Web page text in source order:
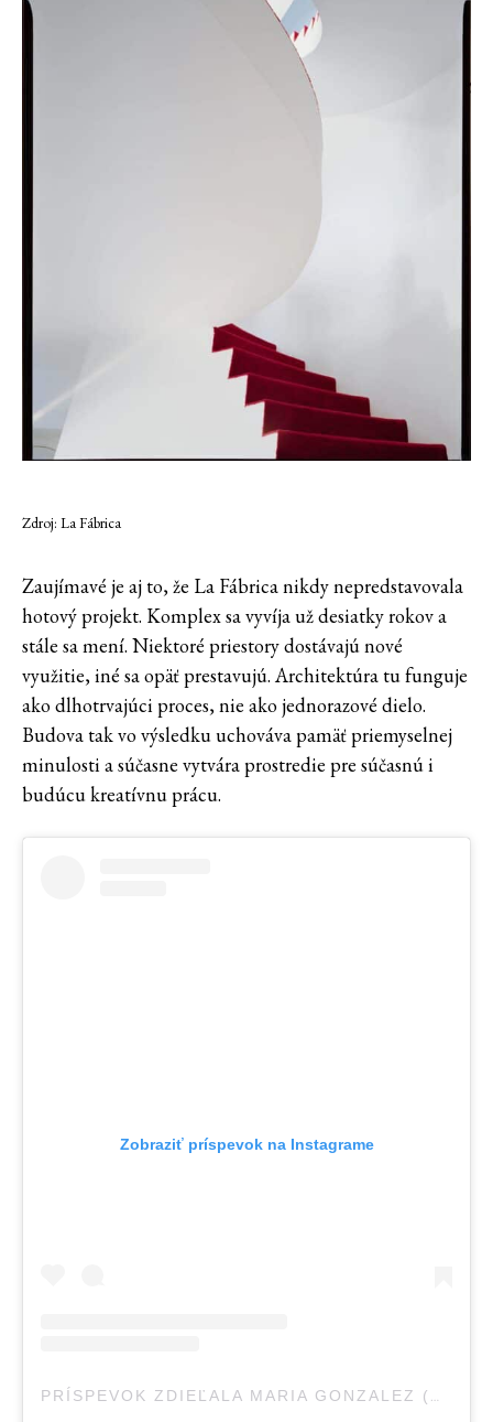
Zdroj: La Fábrica
Zaujímavé je aj to, že La Fábrica nikdy nepredstavovala
hotový projekt. Komplex sa vyvíja už desiatky rokov a
stále sa mení. Niektoré priestory dostávajú nové
využitie, iné sa opäť prestavujú. Architektúra tu funguje
ako dlhotrvajúci proces, nie ako jednorazové dielo.
Budova tak vo výsledku uchováva pamäť priemyselnej
minulosti a súčasne vytvára prostredie pre súčasnú i
budúcu kreatívnu prácu.
Zobraziť príspevok na Instagrame
PRÍSPEVOK ZDIEĽALA MARIA GONZALEZ (@MARIAGONZALEZ.WORK)